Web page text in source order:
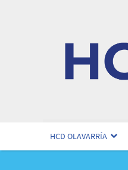
HCD OLAVARRÍA